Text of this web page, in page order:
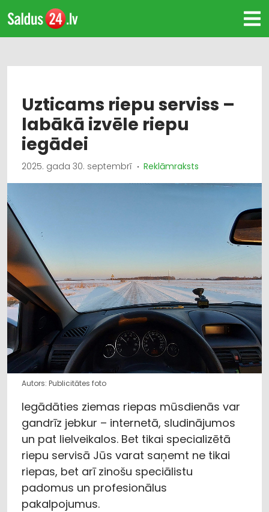
Uzticams riepu serviss –
labākā izvēle riepu
iegādei
2025. gada 30. septembrī Reklāmraksts
Autors: Publicitātes foto
Iegādāties ziemas riepas mūsdienās var
gandrīz jebkur – internetā, sludinājumos
un pat lielveikalos. Bet tikai specializētā
riepu servisā Jūs varat saņemt ne tikai
riepas, bet arī zinošu speciālistu
padomus un profesionālus
pakalpojumus.